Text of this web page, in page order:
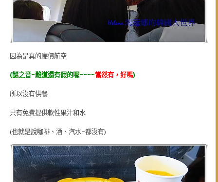
因為是真的廉價航空
(謎之音~難道還有假的喔~~~~當然有，好嗎)
所以沒有供餐
只有免費提供軟性果汁和水
(也就是說咖啡、酒、汽水~都沒有)